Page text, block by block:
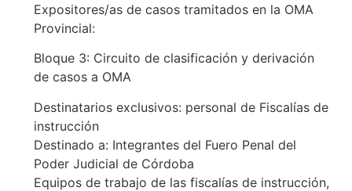
Expositores/as de casos tramitados en la OMA
Provincial:
Bloque 3: Circuito de clasificación y derivación
de casos a OMA
Destinatarios exclusivos: personal de Fiscalías de
instrucción
Destinado a: Integrantes del Fuero Penal del
Poder Judicial de Córdoba
Equipos de trabajo de las fiscalías de instrucción,